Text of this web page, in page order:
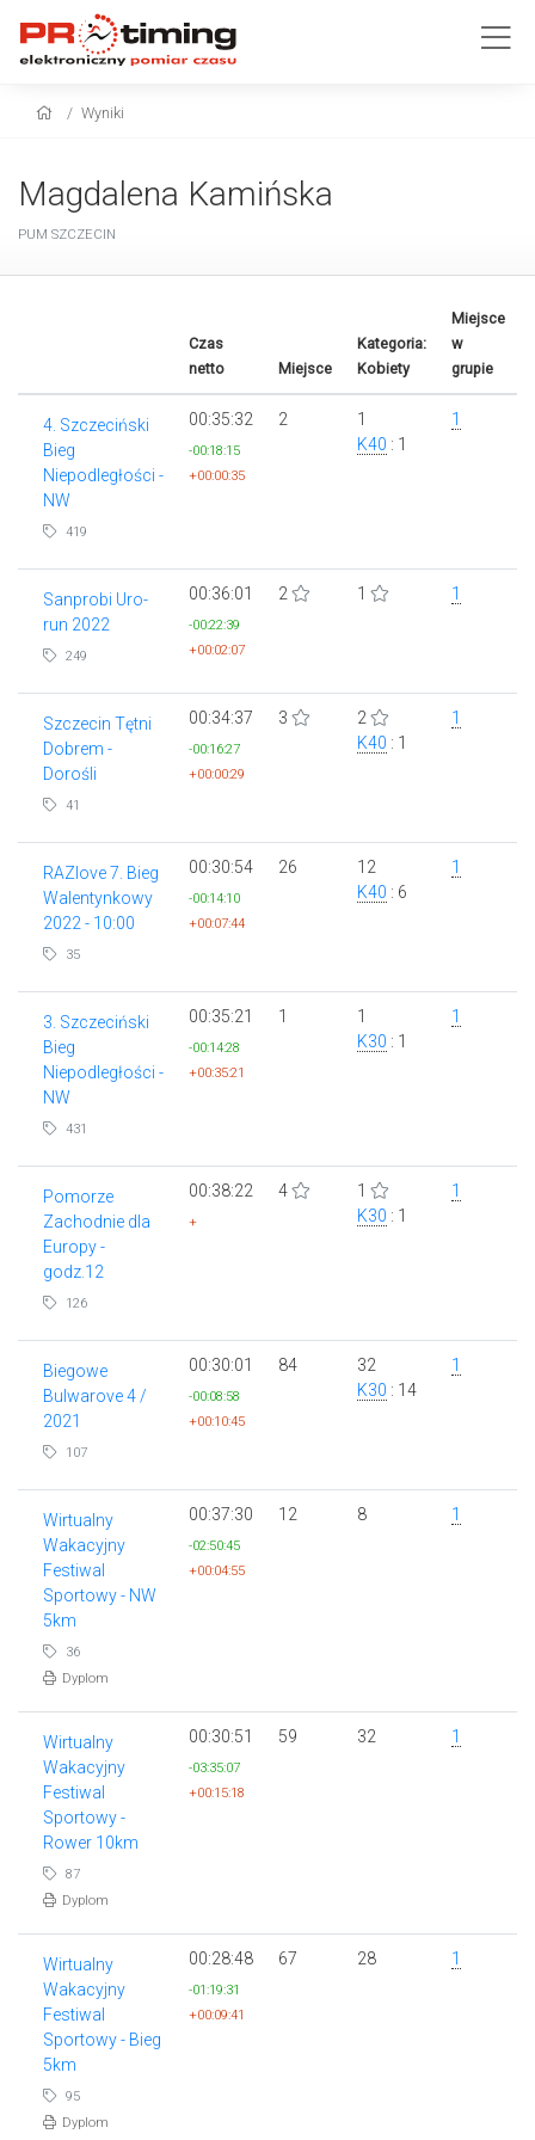
Wyniki
Magdalena Kamińska
PUM SZCZECIN
Czas
netto
Miejsce
Kategoria:
Kobiety
Miejsce
w
grupie
4. Szczeciński
Bieg
Niepodległości -
NW
419
00:35:32
-00:18:15
+00:00:35
2
1
K40 : 1
1
Sanprobi Uro-
run 2022
249
00:36:01
-00:22:39
+00:02:07
2 1 1
Szczecin Tętni
Dobrem -
Dorośli
41
00:34:37
-00:16:27
+00:00:29
3
2
K40 : 1
1
RAZlove 7. Bieg
Walentynkowy
2022 - 10:00
35
00:30:54
-00:14:10
+00:07:44
26
12
K40 : 6
1
3. Szczeciński
Bieg
Niepodległości -
NW
431
00:35:21
-00:14:28
+00:35:21
1
1
K30 : 1
1
Pomorze
Zachodnie dla
Europy -
godz.12
126
00:38:22
+
4
1
K30 : 1
1
Biegowe
Bulwarove 4 /
2021
107
00:30:01
-00:08:58
+00:10:45
84
32
K30 : 14
1
Wirtualny
Wakacyjny
Festiwal
Sportowy - NW
5km
36
Dyplom
00:37:30
-02:50:45
+00:04:55
12 8 1
Wirtualny
Wakacyjny
Festiwal
Sportowy -
Rower 10km
87
Dyplom
00:30:51
-03:35:07
+00:15:18
59 32 1
Wirtualny
Wakacyjny
Festiwal
Sportowy - Bieg
5km
95
Dyplom
00:28:48
-01:19:31
+00:09:41
67 28 1